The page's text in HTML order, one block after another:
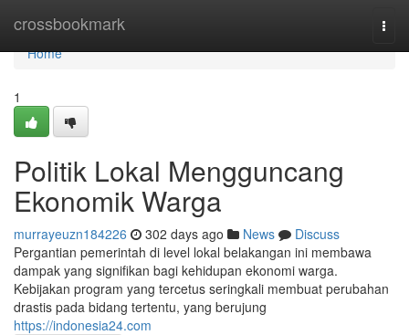
crossbookmark
Home
Home
1
Politik Lokal Mengguncang
Ekonomik Warga
murrayeuzn184226 302 days ago News
Discuss
Pergantian pemerintah di level lokal belakangan ini membawa
dampak yang signifikan bagi kehidupan ekonomi warga.
Kebijakan program yang tercetus seringkali membuat perubahan
drastis pada bidang tertentu, yang berujung
https://indonesia24.com